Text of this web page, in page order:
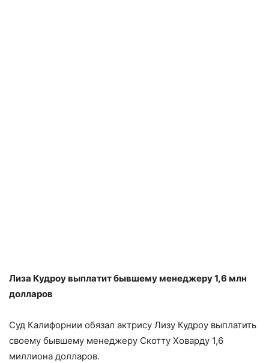
Лиза Кудроу выплатит бывшему менеджеру 1,6 млн
долларов
Суд Калифорнии обязал актрису Лизу Кудроу выплатить
своему бывшему менеджеру Скотту Ховарду 1,6
миллиона долларов.